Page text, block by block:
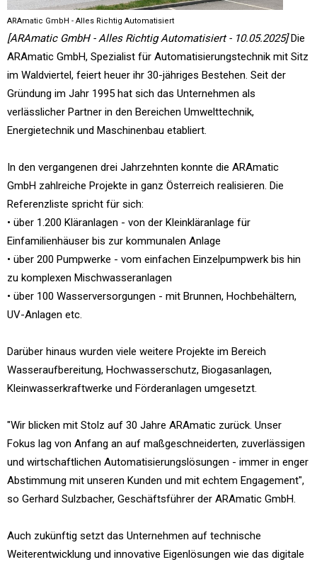
ARAmatic GmbH - Alles Richtig Automatisiert
[ARAmatic GmbH - Alles Richtig Automatisiert - 10.05.2025]Die
ARAmatic GmbH, Spezialist für Automatisierungstechnik mit Sitz
im Waldviertel, feiert heuer ihr 30-jähriges Bestehen. Seit der
Gründung im Jahr 1995 hat sich das Unternehmen als
verlässlicher Partner in den Bereichen Umwelttechnik,
Energietechnik und Maschinenbau etabliert.
In den vergangenen drei Jahrzehnten konnte die ARAmatic
GmbH zahlreiche Projekte in ganz Österreich realisieren. Die
Referenzliste spricht für sich:
• über 1.200 Kläranlagen - von der Kleinkläranlage für
Einfamilienhäuser bis zur kommunalen Anlage
• über 200 Pumpwerke - vom einfachen Einzelpumpwerk bis hin
zu komplexen Mischwasseranlagen
• über 100 Wasserversorgungen - mit Brunnen, Hochbehältern,
UV-Anlagen etc.
Darüber hinaus wurden viele weitere Projekte im Bereich
Wasseraufbereitung, Hochwasserschutz, Biogasanlagen,
Kleinwasserkraftwerke und Förderanlagen umgesetzt.
"Wir blicken mit Stolz auf 30 Jahre ARAmatic zurück. Unser
Fokus lag von Anfang an auf maßgeschneiderten, zuverlässigen
und wirtschaftlichen Automatisierungslösungen - immer in enger
Abstimmung mit unseren Kunden und mit echtem Engagement",
so Gerhard Sulzbacher, Geschäftsführer der ARAmatic GmbH.
Auch zukünftig setzt das Unternehmen auf technische
Weiterentwicklung und innovative Eigenlösungen wie das digitale